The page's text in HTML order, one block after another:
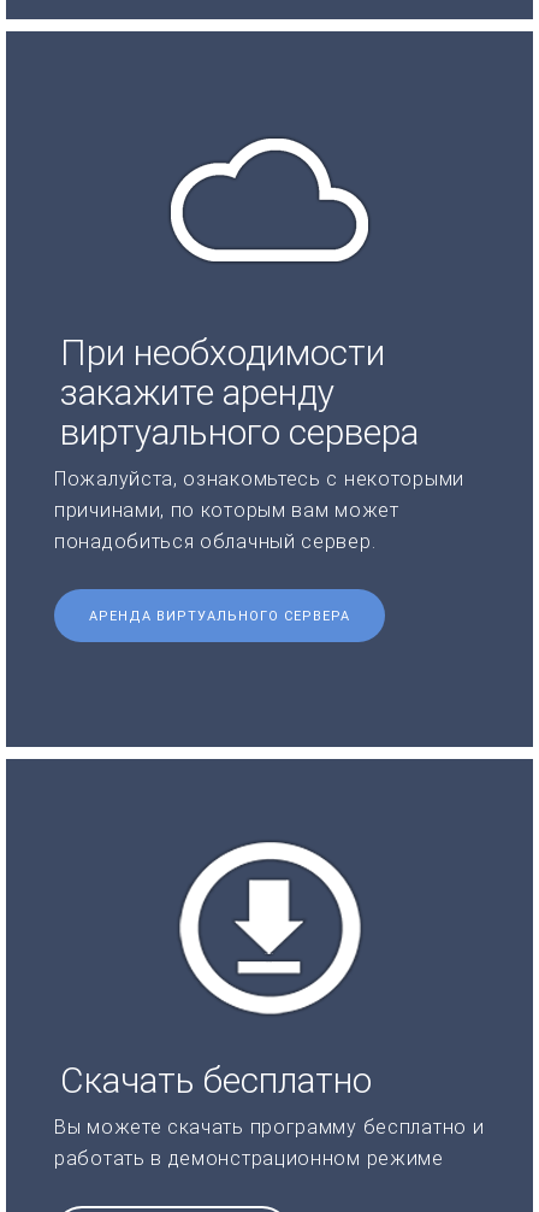
При необходимости
закажите аренду
виртуального сервера
Пожалуйста, ознакомьтесь с некоторыми
причинами, по которым вам может
понадобиться облачный сервер.
АРЕНДА ВИРТУАЛЬНОГО СЕРВЕРА
Скачать бесплатно
Вы можете скачать программу бесплатно и
работать в демонстрационном режиме